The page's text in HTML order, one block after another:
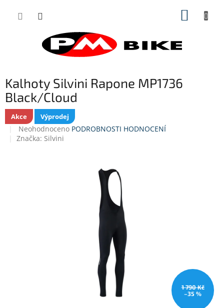
Kalhoty Silvini Rapone MP1736
Black/Cloud
Akce Výprodej
Průměrné
hodnocení
Neohodnoceno PODROBNOSTI HODNOCENÍ
Značka: Silvini
1 790 Kč
–35 %